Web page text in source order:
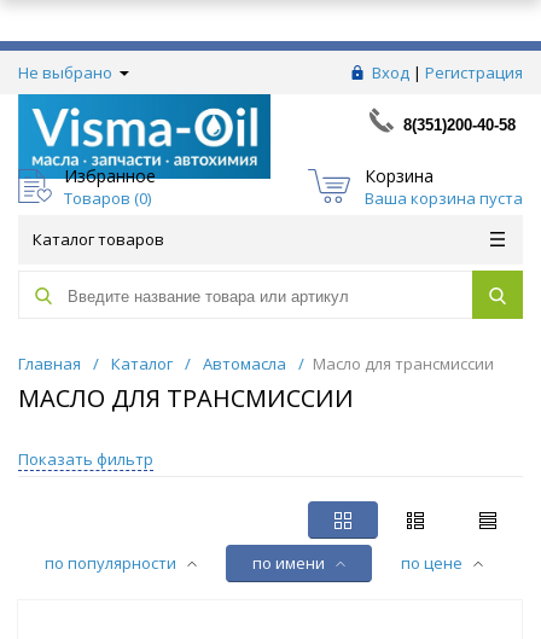
Не выбрано Вход | Регистрация
8(351)200-40-58
Избранное
Товаров (0)
Корзина
Ваша корзина пуста
Каталог товаров
Главная / Каталог / Автомасла / Масло для трансмиссии
МАСЛО ДЛЯ ТРАНСМИССИИ
Показать фильтр
по популярности по имени по цене